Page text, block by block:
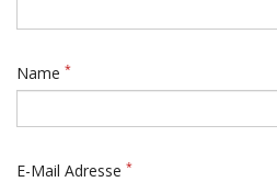
Name *
E-Mail Adresse *